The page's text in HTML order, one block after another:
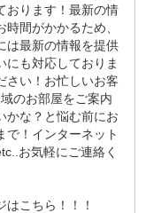
おります！最新の情
間がかかるため、
は最新の情報を提供
も対応しておりま
い！お忙しいお客
のお部屋をご案内
かな？と悩む前にお
で！インターネット
お気軽にご連絡く
こちら！！！